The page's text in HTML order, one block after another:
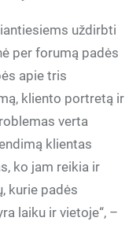
uždirbti
per forumą padės
apie tris
kliento portretą ir
verta
klientas
ko jam reikia ir
kurie padės
laiku ir vietoje“, –